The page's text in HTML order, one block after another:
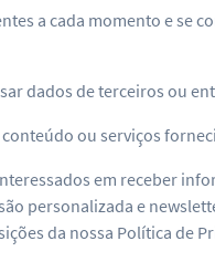
a cada momento e se
dados de terceiros ou
ou serviços
em receber
personalizada e
da nossa Política de